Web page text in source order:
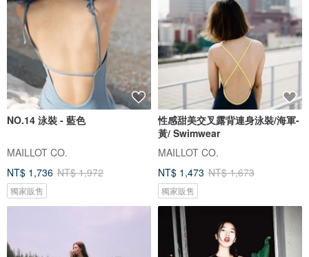
NO.14 泳裝 - 藍色
MAILLOT CO.
NT$ 1,736 NT$ 1,972
獨家販售
性感甜美交叉露背連身泳裝/海軍-
黃/ Swimwear
MAILLOT CO.
NT$ 1,473 NT$ 1,673
獨家販售